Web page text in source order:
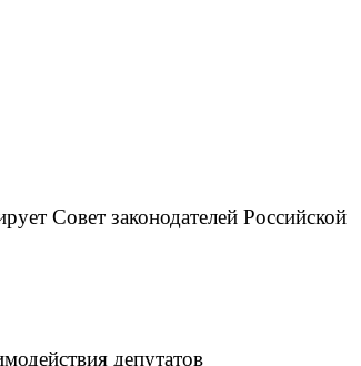
Совет законодателей Российской
депутатов